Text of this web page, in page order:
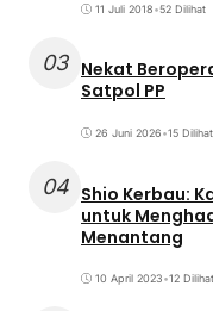
11 Juli 2018•52 Dilihat
03 Nekat
Satpol PP
26 Juni 2026•15 Dilihat
04 Shio Kerbau:
untuk
Menantang
10 April 2023•12 Dilihat